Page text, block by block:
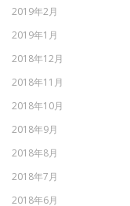
2019年2月
2019年1月
2018年12月
2018年11月
2018年10月
2018年9月
2018年8月
2018年7月
2018年6月